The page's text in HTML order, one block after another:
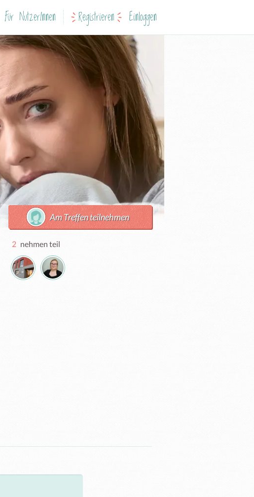
Für NutzerInnen Registrieren Einloggen
Am Treffen teilnehmen
2 nehmen teil